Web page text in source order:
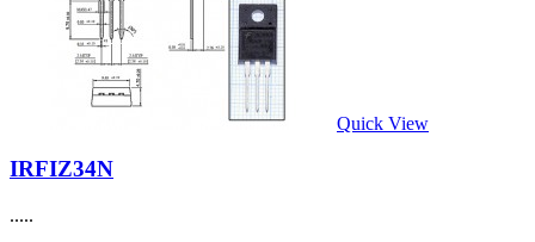
Quick View
IRFIZ34N
.....